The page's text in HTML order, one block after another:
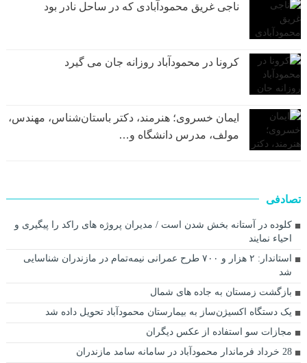
ناجی غریق محمودآبادی که در ساحل نادر بود
کرونا در محمودآباد روزانه جان می گیرد
ایمان خسروی؛ هنرمند، دکتر باستان‌شناس، مهندس،
مولف، مدرس دانشگاه و…
تصادفی
کلوده در آستانه بخش شدن است / مدیران پروژه های راکد را پیگیری و
احیاء نمایند
استاندار: ۲ هزار و ۷۰۰ طرح عمرانی نیمه‌تمام در مازندران شناسایی
شد
بازگشت زمستان به جاده های شمال
یک دستگاه اکسیژن‌ساز به بیمارستان محمودآباد تحویل داده شد
مجازات سو استفاده از عکس دیگران
28 خرداد فرماندار محمودآباد در سامانه سامد مازندران